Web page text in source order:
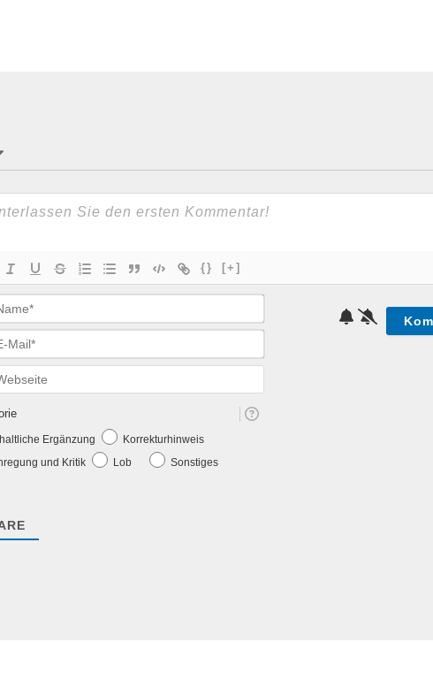
{} [+]
Name*
E-
Mail*
Webseite
Ergänzung
Korrekturhinweis
und Kritik
Lob Sonstiges